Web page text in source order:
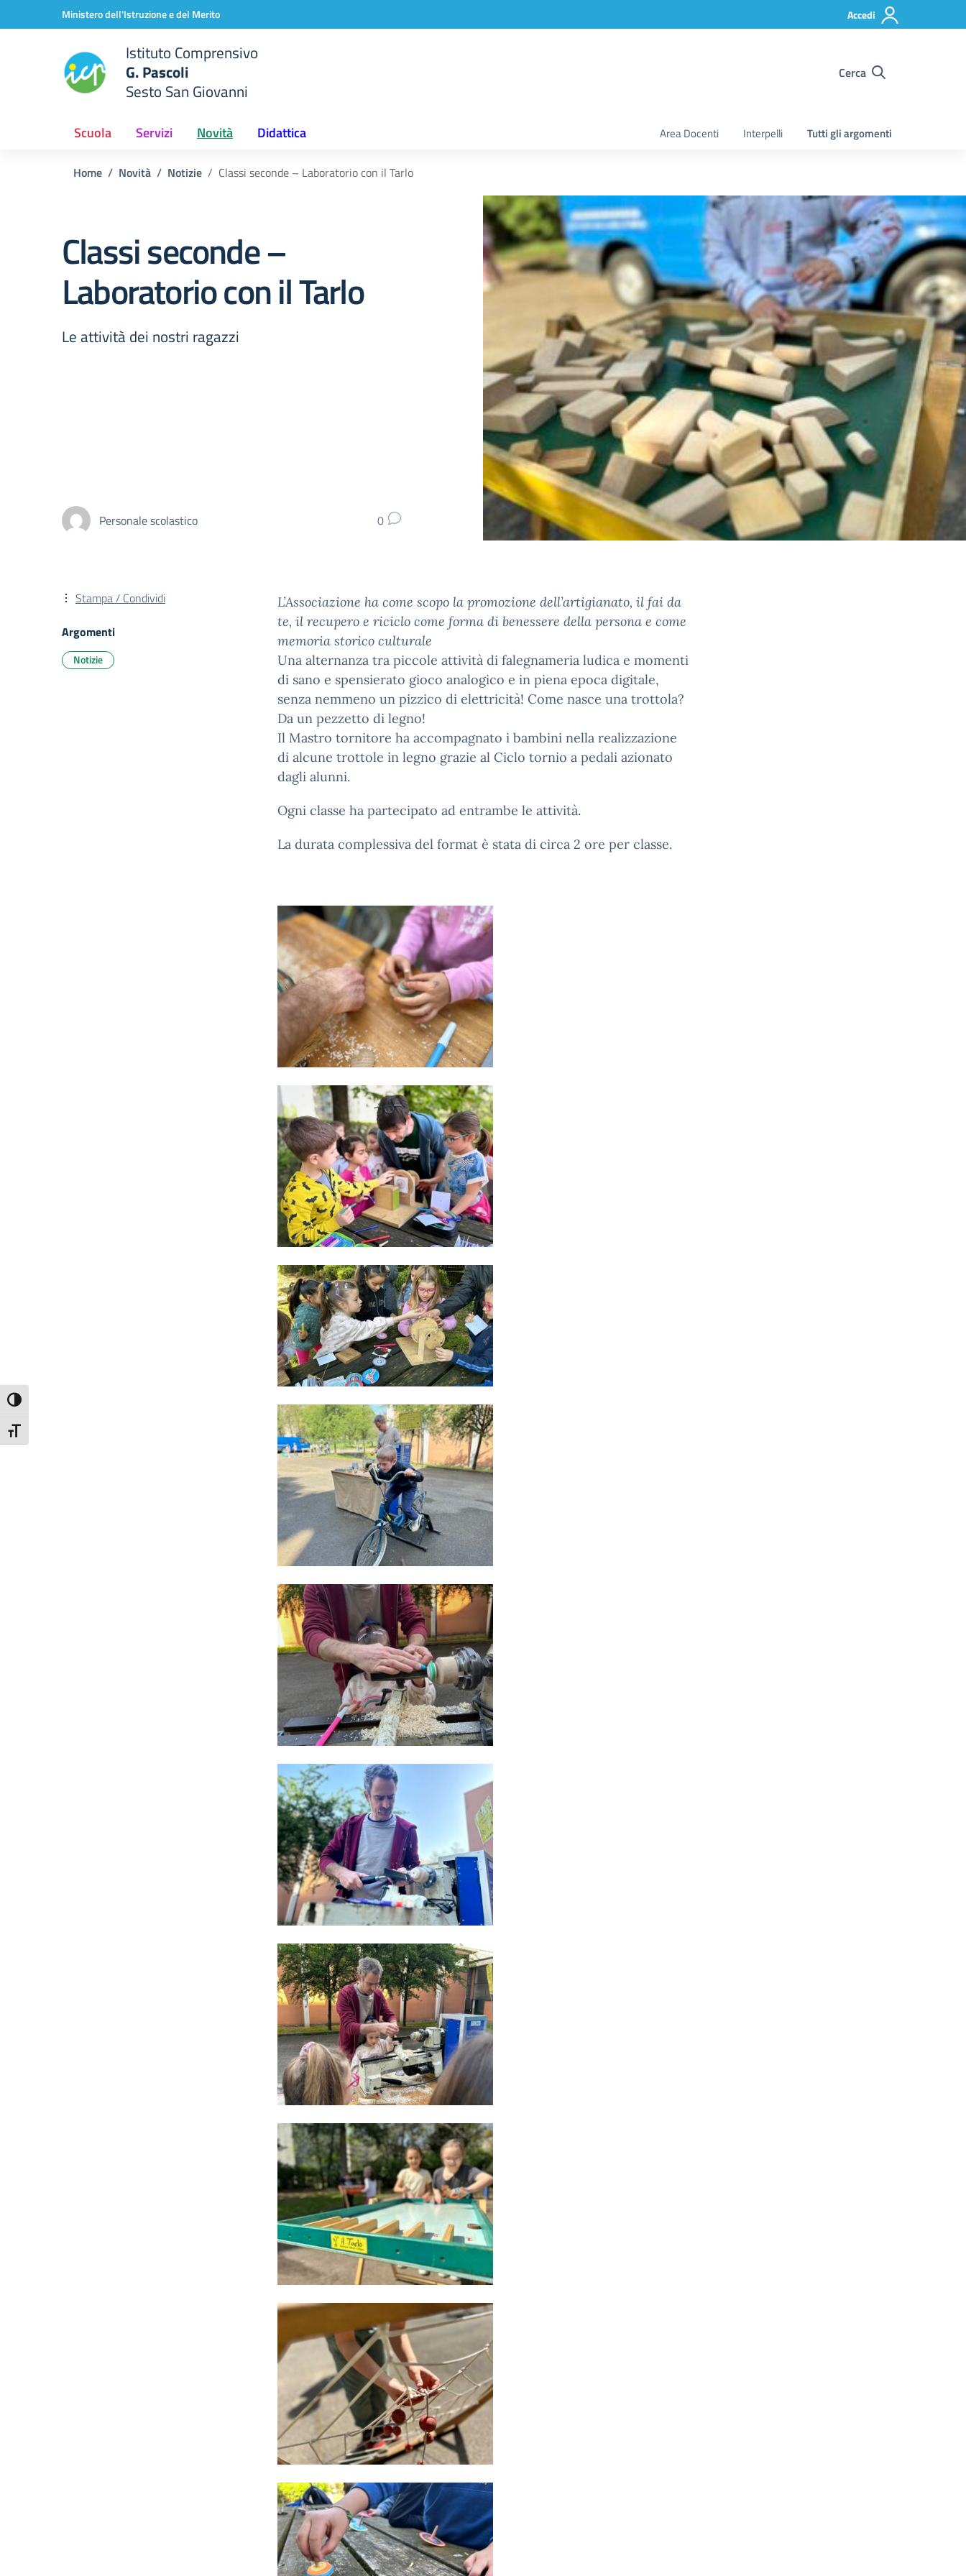
Attiva/disattiva alto contrasto
Attiva/disattiva dimensione testo
Vai ai contenuti
Vai al menu di navigazioneMinistero dell'Istruzione e del Merito Accedi
Istituto Comprensivo
G. Pascoli
Sesto San Giovanni
Cerca
Scuola Servizi Novità Didattica Area Docenti Interpelli Tutti gli argomenti
Home Novità Notizie Classi seconde – Laboratorio con il Tarlo
Classi seconde –
Laboratorio con il Tarlo
Le attività dei nostri ragazzi
Personale scolastico 0
L’Associazione ha come scopo la promozione dell’artigianato, il fai da
te, il recupero e riciclo come forma di benessere della persona e come
memoria storico culturale
Una alternanza tra piccole attività di falegnameria ludica e momenti
di sano e spensierato gioco analogico e in piena epoca digitale,
senza nemmeno un pizzico di elettricità! Come nasce una trottola?
Da un pezzetto di legno!
Il Mastro tornitore ha accompagnato i bambini nella realizzazione
di alcune trottole in legno grazie al Ciclo tornio a pedali azionato
dagli alunni.
Ogni classe ha partecipato ad entrambe le attività.
La durata complessiva del format è stata di circa 2 ore per classe.
Stampa / Condividi
Argomenti
Notizie